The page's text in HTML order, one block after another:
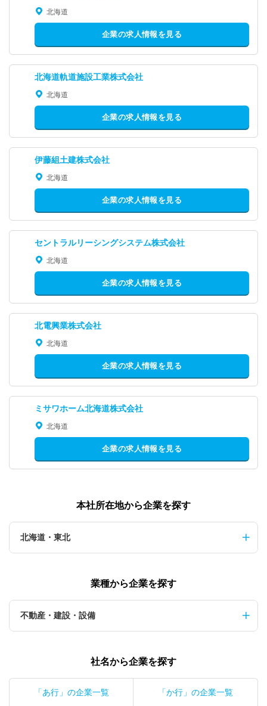
北海道
企業の求人情報を見る
北海道軌道施設工業株式会社
北海道
企業の求人情報を見る
伊藤組土建株式会社
北海道
企業の求人情報を見る
セントラルリーシングシステム株式会社
北海道
企業の求人情報を見る
北電興業株式会社
北海道
企業の求人情報を見る
ミサワホーム北海道株式会社
北海道
企業の求人情報を見る
本社所在地から企業を探す
北海道・東北
業種から企業を探す
不動産・建設・設備
社名から企業を探す
「あ行」の企業一覧 「か行」の企業一覧